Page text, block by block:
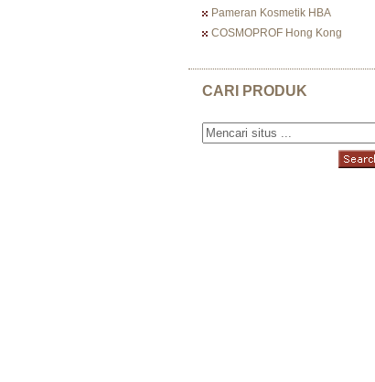
Pameran Kosmetik HBA
COSMOPROF Hong Kong
CARI PRODUK